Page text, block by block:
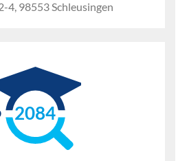
4, 98553 Schleusingen
2084